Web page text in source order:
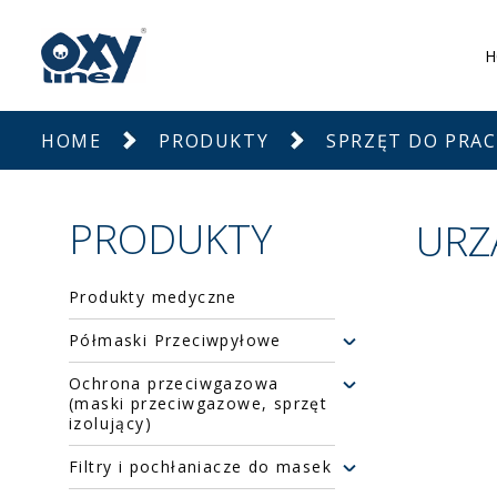
HOME PRODUKTY SPRZĘT DO
PRODUKTY
Produkty medyczne
Półmaski Przeciwpyłowe
Ochrona przeciwgazowa
(maski przeciwgazowe, sprzęt
izolujący)
Filtry i pochłaniacze do masek